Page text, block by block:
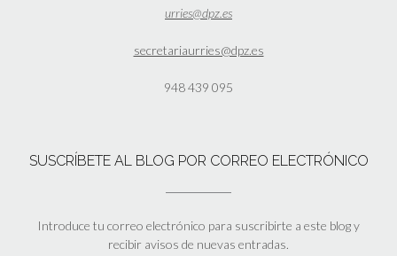
urries@dpz.es
secretariaurries@dpz.es
948 439 095
SUSCRÍBETE AL BLOG POR CORREO ELECTRÓNICO
Introduce tu correo electrónico para suscribirte a este blog y
recibir avisos de nuevas entradas.